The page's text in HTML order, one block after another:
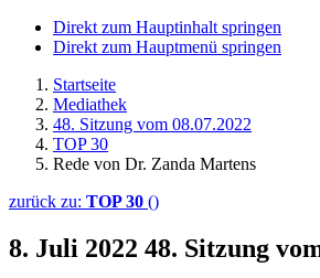
Direkt zum Hauptinhalt springen
Direkt zum Hauptmenü springen
Startseite
Mediathek
48. Sitzung vom 08.07.2022
TOP 30
Rede von Dr. Zanda Martens
zurück zu: TOP 30 ()
8. Juli 2022 48. Sitzung